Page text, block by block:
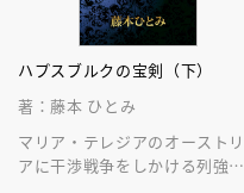
ハプスブルクの宝剣（下）
著：藤本 ひとみ
マリア・テレジアのオーストリ
アに干渉戦争をしかける列強。